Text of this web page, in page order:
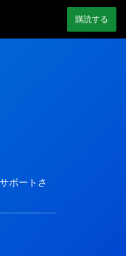
購読する
ポートさ